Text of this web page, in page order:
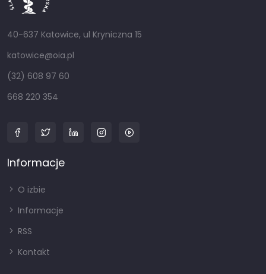
40-637 Katowice, ul Kryniczna 15
katowice@oia.pl
(32) 608 97 60
668 220 354
Informacje
O izbie
Informacje
RSS
Kontakt